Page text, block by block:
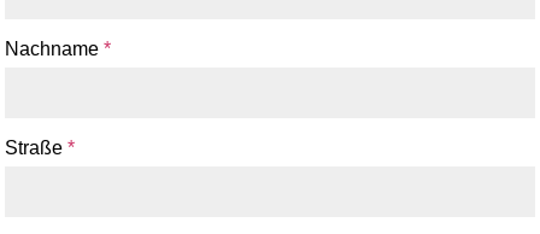
Nachname*
Straße*